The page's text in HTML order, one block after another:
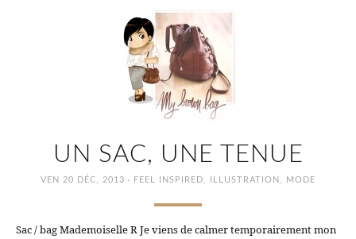
UN SAC, UNE TENUE
VEN 20 DÉC, 2013 · FEEL INSPIRED, ILLUSTRATION , MODE
Sac / bag Mademoiselle R Je viens de calmer temporairement mon